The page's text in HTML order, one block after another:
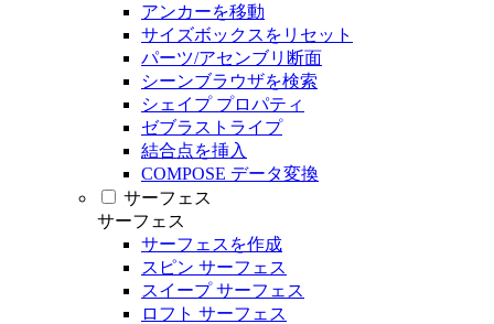
アンカーを移動
サイズボックスをリセット
パーツ/アセンブリ断面
シーンブラウザを検索
シェイプ プロパティ
ゼブラストライプ
結合点を挿入
COMPOSE データ変換
サーフェス
サーフェス
サーフェスを作成
スピン サーフェス
スイープ サーフェス
ロフト サーフェス